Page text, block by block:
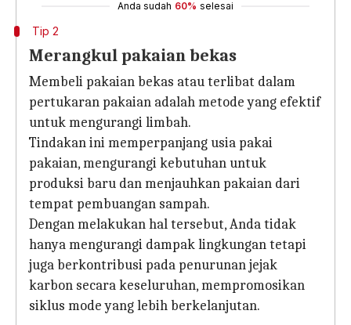
Anda sudah 60% selesai
Tip 2
Merangkul pakaian bekas
Membeli pakaian bekas atau terlibat dalam
pertukaran pakaian adalah metode yang efektif
untuk mengurangi limbah.
Tindakan ini memperpanjang usia pakai
pakaian, mengurangi kebutuhan untuk
produksi baru dan menjauhkan pakaian dari
tempat pembuangan sampah.
Dengan melakukan hal tersebut, Anda tidak
hanya mengurangi dampak lingkungan tetapi
juga berkontribusi pada penurunan jejak
karbon secara keseluruhan, mempromosikan
siklus mode yang lebih berkelanjutan.